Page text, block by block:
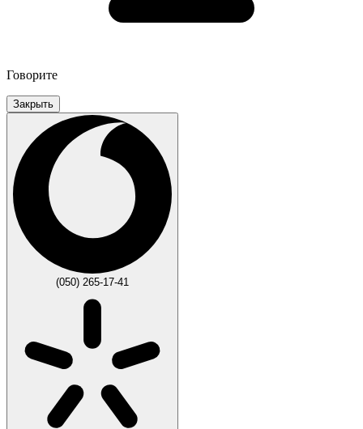
Говорите
Закрыть
(050) 265-17-41